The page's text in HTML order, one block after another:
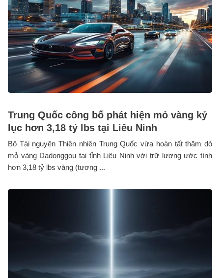
Trung Quốc công bố phát hiện mỏ vàng kỷ
lục hơn 3,18 tỷ lbs tại Liêu Ninh
Bộ Tài nguyên Thiên nhiên Trung Quốc vừa hoàn tất thăm dò
mỏ vàng Dadonggou tại tỉnh Liêu Ninh với trữ lượng ước tính
hơn 3,18 tỷ lbs vàng (tương ...